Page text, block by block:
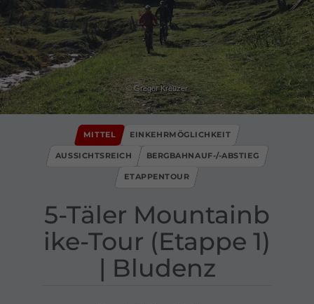
© Gregor Kreuzer
5​-​Täler Mountainb
ike​-​Tour ​(​Etappe 1​)​
​|​ Bludenz
MITTEL EINKEHRMÖGLICHKEIT
AUSSICHTSREICH BERGBAHNAUF-/-ABSTIEG
ETAPPENTOUR